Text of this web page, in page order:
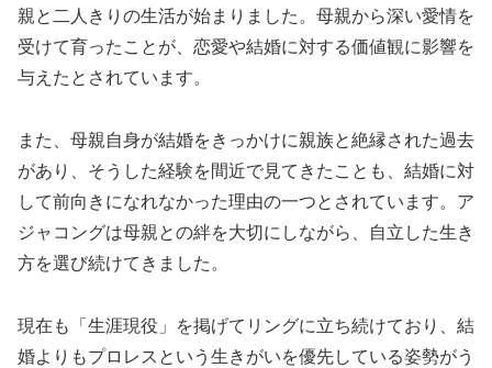
親と二人きりの生活が始まりました。母親から深い愛情を
受けて育ったことが、恋愛や結婚に対する価値観に影響を
与えたとされています。
また、母親自身が結婚をきっかけに親族と絶縁された過去
があり、そうした経験を間近で見てきたことも、結婚に対
して前向きになれなかった理由の一つとされています。ア
ジャコングは母親との絆を大切にしながら、自立した生き
方を選び続けてきました。
現在も「生涯現役」を掲げてリングに立ち続けており、結
婚よりもプロレスという生きがいを優先している姿勢がう